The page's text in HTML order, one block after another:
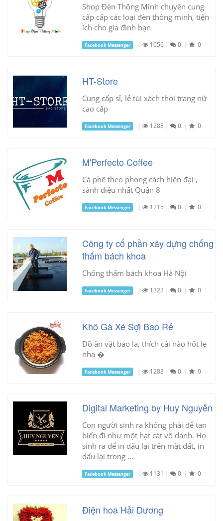
Shop Đèn Thông Minh chuyên cung
cấp cấp các loại đèn thông minh, tiện
ích cho gia đình bạn
Facebook Messenger | 1056 | 0. | 0
HT-Store
Cung cấp sỉ, lẻ túi xách thời trang nữ
cao cấp
Facebook Messenger | 1288 | 0. | 0
M'Perfecto Coffee
Cà phê theo phong cách hiện đại ,
sành điệu nhất Quận 8
Facebook Messenger | 1215 | 0. | 0
Công ty cổ phần xây dựng chống
thấm bách khoa
Chống thấm bách khoa Hà Nội
Facebook Messenger | 1323 | 0. | 0
Khô Gà Xé Sợi Bao Rẻ
Đồ ăn vặt bao la, thích cái nào hốt lẹ
nha �
Facebook Messenger | 1283 | 0. | 0
Digital Marketing by Huy Nguyễn
Con người sinh ra không phải để tan
biến đi như một hạt cát vô danh. Họ
sinh ra để in dấu lại trên mặt đất, in
dấu lại trong ...
Facebook Messenger | 1131 | 0. | 0
Điện hoa Hải Dương